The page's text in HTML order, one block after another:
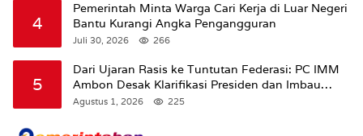
4
Pemerintah Minta Warga Cari Kerja di Luar Negeri
Bantu Kurangi Angka Pengangguran
Juli 30, 2026 266
5
Dari Ujaran Rasis ke Tuntutan Federasi: PC IMM
Ambon Desak Klarifikasi Presiden dan Imbau
Tunda Pengibaran Bendera Merah Putih Di
Agustus 1, 2026 225